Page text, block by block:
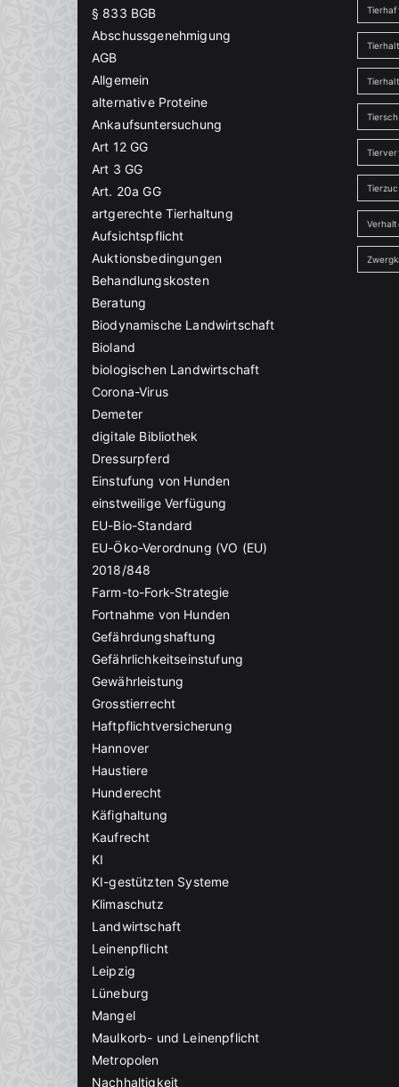
§ 833 BGB
Abschussgenehmigung
AGB
Allgemein
alternative Proteine
Ankaufsuntersuchung
Art 12 GG
Art 3 GG
Art. 20a GG
artgerechte Tierhaltung
Aufsichtspflicht
Auktionsbedingungen
Behandlungskosten
Beratung
Biodynamische Landwirtschaft
Bioland
biologischen Landwirtschaft
Corona-Virus
Demeter
digitale Bibliothek
Dressurpferd
Einstufung von Hunden
einstweilige Verfügung
EU-Bio-Standard
EU-Öko-Verordnung (VO (EU)
2018/848
Farm-to-Fork-Strategie
Fortnahme von Hunden
Gefährdungshaftung
Gefährlichkeitseinstufung
Gewährleistung
Grosstierrecht
Haftpflichtversicherung
Hannover
Haustiere
Hunderecht
Käfighaltung
Kaufrecht
KI
KI-gestützten Systeme
Klimaschutz
Landwirtschaft
Leinenpflicht
Leipzig
Lüneburg
Mangel
Maulkorb- und Leinenpflicht
Metropolen
Nachhaltigkeit